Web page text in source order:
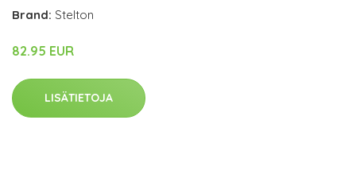
Brand: Stelton
82.95 EUR
LISÄTIETOJA